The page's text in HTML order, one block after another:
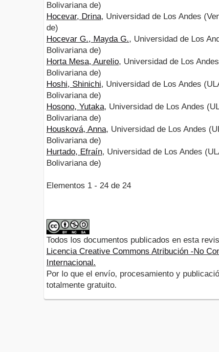
Bolivariana de)
Hocevar, Drina, Universidad de Los Andes
de)
Hocevar G., Mayda G., Universidad de Los
Bolivariana de)
Horta Mesa, Aurelio, Universidad de Los
Bolivariana de)
Hoshi, Shinichi, Universidad de Los Andes
Bolivariana de)
Hosono, Yutaka, Universidad de Los Andes
Bolivariana de)
Housková, Anna, Universidad de Los Andes
Bolivariana de)
Hurtado, Efraín, Universidad de Los Andes
Bolivariana de)
Elementos 1 - 24 de 24
Todos los documentos publicados en esta
Licencia Creative Commons Atribución -No
Internacional.
Por lo que el envío, procesamiento y
totalmente gratuito.